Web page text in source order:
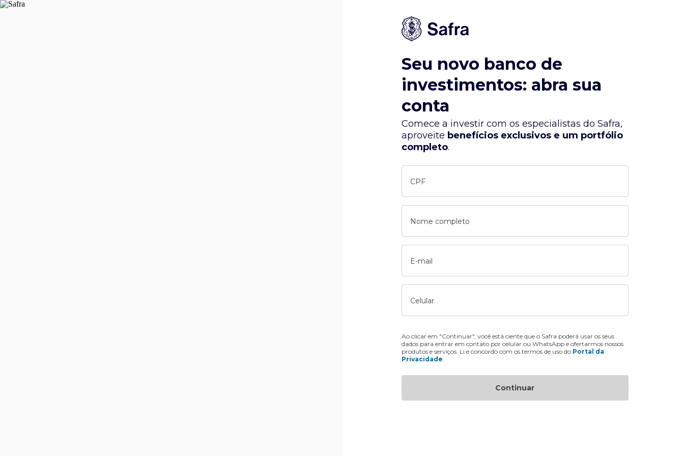
Seu novo banco de
investimentos: abra sua
conta
Comece a investir com os especialistas do Safra,
aproveite benefícios exclusivos e um portfólio
completo.
CPF
Nome completo
E-mail
Celular
Ao clicar em "Continuar", você está ciente que o Safra poderá usar os seus
dados para entrar em contato por celular ou WhatsApp e ofertarmos nossos
produtos e serviços. Li e concordo com os termos de uso do Portal da
Privacidade
Continuar